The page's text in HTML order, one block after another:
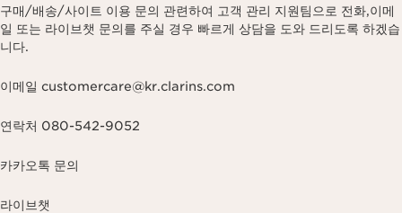
구매/배송/사이트 이용 문의 관련하여 고객 관리 지원팀으로 전화,이메
일 또는 라이브챗 문의를 주실 경우 빠르게 상담을 도와 드리도록 하겠습
니다.
이메일 customercare@kr.clarins.com
연락처 080-542-9052
카카오톡 문의
라이브챗